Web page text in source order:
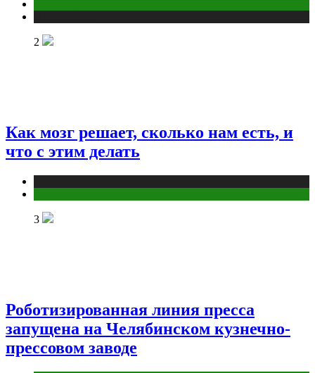
2
Как мозг решает, сколько нам есть, и
что с этим делать
3
Роботизированная линия пресса
запущена на Челябинском кузнечно-
прессовом заводе